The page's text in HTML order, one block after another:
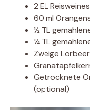
2 EL
60 ml
½ TL
¼ TL
Zweige
Getrocknete
(optional)